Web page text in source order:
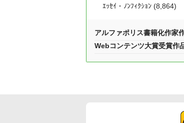
ｴｯｾｲ・ﾉﾝﾌｨｸｼｮﾝ (8,864)
アルファポリス書籍化作家
Webコンテンツ大賞受賞作